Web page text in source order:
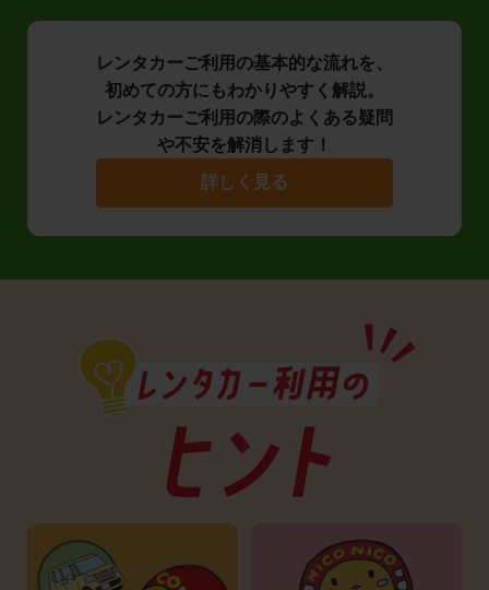
レンタカーご利用の基本的な流れを、
初めての方にもわかりやすく解説。
レンタカーご利用の際のよくある疑問
や不安を解消します！
詳しく見る